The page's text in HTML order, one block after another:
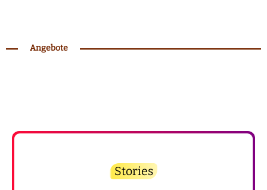
Angebote
Stories